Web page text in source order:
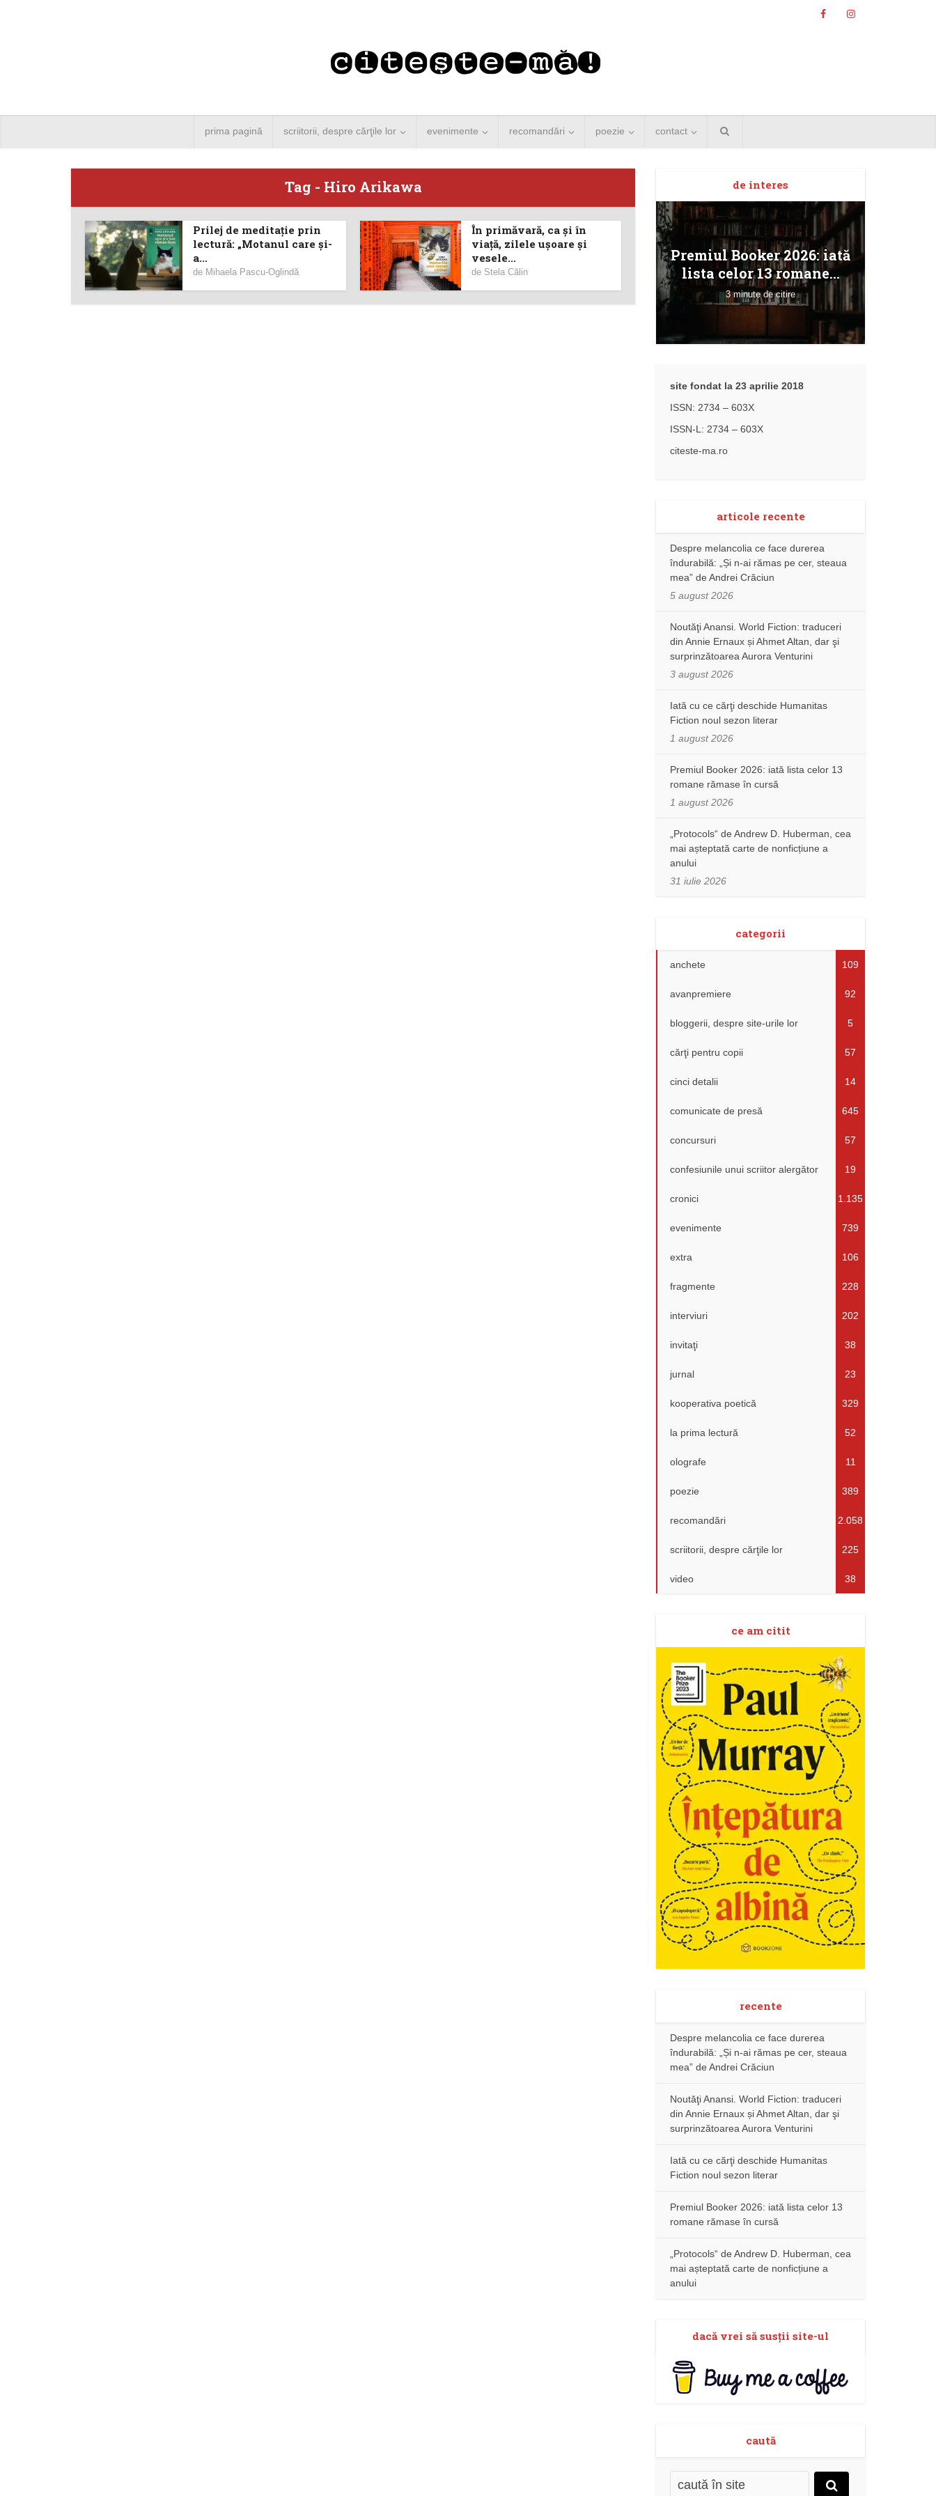
prima pagină scriitorii, despre cărţile lor evenimente recomandări poezie contact
Tag - Hiro Arikawa
Prilej de meditație prin
lectură: „Motanul care și-
a...
de Mihaela Pascu-Oglindă
În primăvară, ca și în
viață, zilele ușoare și
vesele...
de Stela Călin
de interes
Angela Merkel vine la
București. Lansare de
carte şi...
Concurs de reportaj
literar pentru noile
Premiul Booker 2026: iată
lista celor 13 romane...
3 minute de citire
site fondat la 23 aprilie 2018
ISSN: 2734 – 603X
ISSN-L: 2734 – 603X
citeste-ma.ro
articole recente
Despre melancolia ce face durerea
îndurabilă: „Și n-ai rămas pe cer, steaua
mea” de Andrei Crăciun
5 august 2026
Noutăţi Anansi. World Fiction: traduceri
din Annie Ernaux și Ahmet Altan, dar şi
surprinzătoarea Aurora Venturini
3 august 2026
Iată cu ce cărţi deschide Humanitas
Fiction noul sezon literar
1 august 2026
Premiul Booker 2026: iată lista celor 13
romane rămase în cursă
1 august 2026
„Protocols“ de Andrew D. Huberman, cea
mai așteptată carte de nonficțiune a
anului
31 iulie 2026
categorii
anchete 109
avanpremiere 92
bloggerii, despre site-urile lor 5
cărţi pentru copii 57
cinci detalii 14
comunicate de presă 645
concursuri 57
confesiunile unui scriitor alergător 19
cronici 1.135
evenimente 739
extra 106
fragmente 228
interviuri 202
invitaţi 38
jurnal 23
kooperativa poetică 329
la prima lectură 52
olografe 11
poezie 389
recomandări 2.058
scriitorii, despre cărţile lor 225
video 38
ce am citit
recente
Despre melancolia ce face durerea
îndurabilă: „Și n-ai rămas pe cer, steaua
mea” de Andrei Crăciun
Noutăţi Anansi. World Fiction: traduceri
din Annie Ernaux și Ahmet Altan, dar şi
surprinzătoarea Aurora Venturini
Iată cu ce cărţi deschide Humanitas
Fiction noul sezon literar
Premiul Booker 2026: iată lista celor 13
romane rămase în cursă
„Protocols“ de Andrew D. Huberman, cea
mai așteptată carte de nonficțiune a
anului
dacă vrei să susţii site-ul
caută